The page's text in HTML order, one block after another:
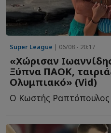
Super League | 06/08 - 20:17
«Χώρισαν
Ξύπνα ΠΑΟΚ,
Ολυμπιακό» (Vid)